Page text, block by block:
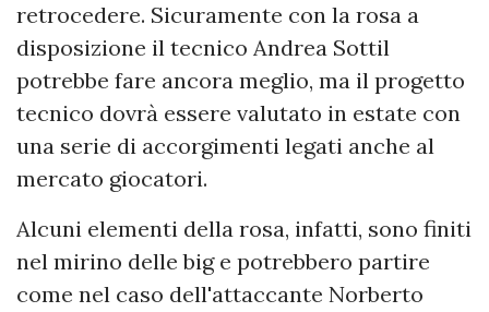
retrocedere. Sicuramente con la rosa a
disposizione il tecnico Andrea Sottil
potrebbe fare ancora meglio, ma il progetto
tecnico dovrà essere valutato in estate con
una serie di accorgimenti legati anche al
mercato giocatori.
Alcuni elementi della rosa, infatti, sono finiti
nel mirino delle big e potrebbero partire
come nel caso dell'attaccante Norberto